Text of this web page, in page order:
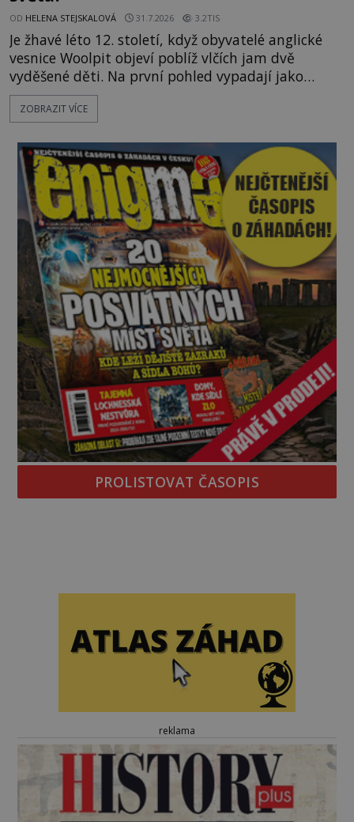
OD HELENA STEJSKALOVÁ 31.7.2026 3.2TIS
Je žhavé léto 12. století, když obyvatelé anglické
vesnice Woolpit objeví poblíž vlčích jam dvě
vyděšené děti. Na první pohled vypadají jako
každé jiné, až na jednu děsivou výjimku. Jejich
kůže má nazelenalý odstín, mluví
kromě syrových bobů. Příběh se rychle stává
jednou z největších záhad středověké Anglie a ani
po téměř devíti stech letech není
ZOBRAZIT VÍCE
PROLISTOVAT ČASOPIS
reklama